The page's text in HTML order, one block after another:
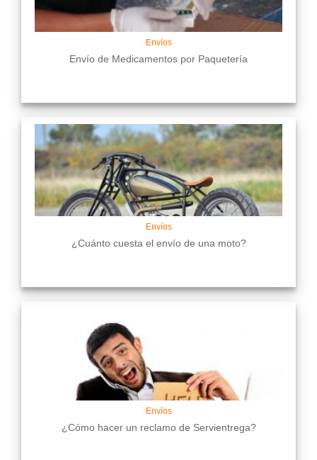
Envíos
Envío de Medicamentos por Paquetería
Envíos
¿Cuánto cuesta el envío de una moto?
Envíos
¿Cómo hacer un reclamo de Servientrega?